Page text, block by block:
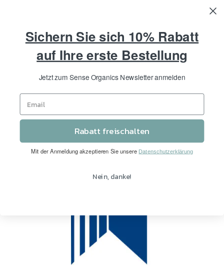
Gratis Versand in DE ab 50€, in AT ab 100€ // Schnelle Lieferung in
Das bedeuten SAI-Siegel und
SA8000-Standard
Sichern Sie sich 10% Rabatt
auf Ihre erste Bestellung
Jetzt zum Sense Organics Newsletter anmelden
Rabatt freischalten
Mit der Anmeldung akzeptieren Sie unsere Datenschutzerklärung
Nein, danke!